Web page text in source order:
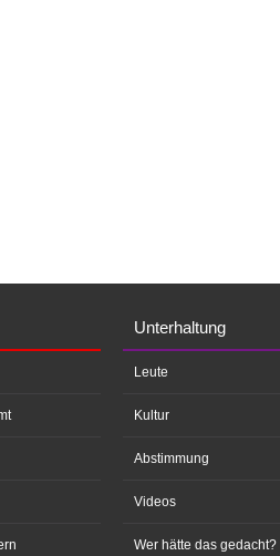
Unterhaltung
Leute
Kultur
Abstimmung
Videos
Wer hätte das gedacht?